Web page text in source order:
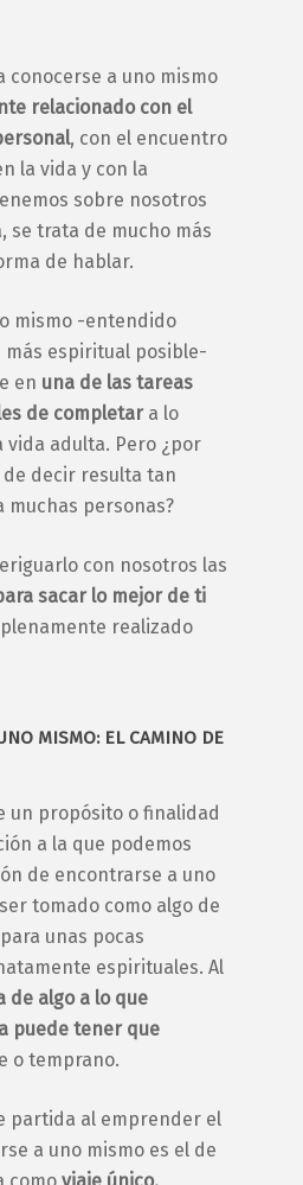
conocerse a uno mismo
relacionado con el
, con el encuentro
la vida y con la
sobre nosotros
se trata de mucho más
de hablar.
mismo -entendido
más espiritual posible-
en una de las tareas
de completara lo
vida adulta. Pero ¿por
decir resulta tan
muchas personas?
con nosotros las
sacar lo mejor de ti
realizado
MISMO: EL CAMINO DE
un propósito o finalidad
a la que podemos
de encontrarse a uno
tomado como algo de
unas pocas
espirituales. Al
de algo a lo que
puede tener que
o temprano.
partida al emprender el
a uno mismo es el de